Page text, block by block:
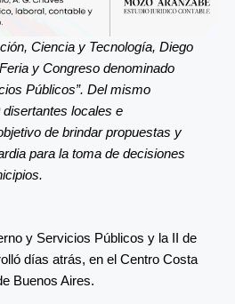
Ciencia y Tecnología, Diego
y Congreso denominado
Públicos”. Del mismo
locales e
de brindar propuestas y
para la toma de decisiones
y Servicios Públicos y la II de
días atrás, en el Centro Costa
Buenos Aires.